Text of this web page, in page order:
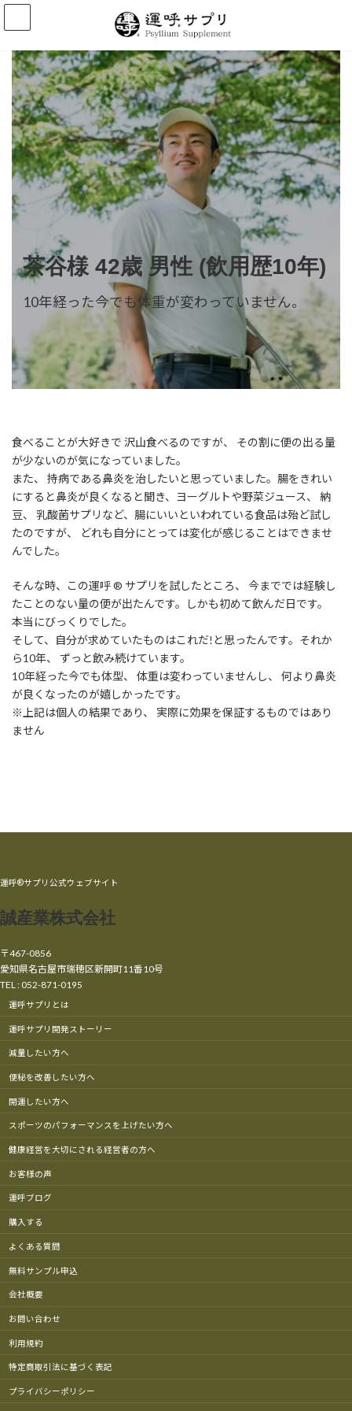
コ
ナ
茶谷様 42歳 男性 (飲用歴10年)
10年経った今でも体重が変わっていません。
食べることが大好きで 沢山食べるのですが、 その割に便の出る量
が少ないのが気になっていました。
また、 持病である鼻炎を治したいと思っていました。腸をきれい
にすると鼻炎が良くなると聞き、ヨーグルトや野菜ジュース、 納
豆、 乳酸菌サプリなど、腸にいいといわれている食品は殆ど試し
たのですが、 どれも自分にとっては変化が感じることはできませ
んでした。
そんな時、この運呼 ® サプリを試したところ、 今まででは経験し
たことのない量の便が出たんです。しかも初めて飲んだ日です。
本当にびっくりでした。
そして、自分が求めていたものはこれだ!と思ったんです。それか
ら10年、 ずっと飲み続けています。
10年経った今でも体型、 体重は変わっていませんし、 何より鼻炎
が良くなったのが嬉しかったです。
※上記は個人の結果であり、 実際に効果を保証するものではあり
ません
運呼®サプリ公式ウェブサイト
誠産業株式会社
〒467-0856
愛知県名古屋市瑞穂区新開町11番10号
TEL : 052-871-0195
運呼サプリとは
運呼サプリ開発ストーリー
減量したい方へ
便秘を改善したい方へ
開運したい方へ
スポーツのパフォーマンスを上げたい方へ
健康経営を大切にされる経営者の方へ
お客様の声
運呼ブログ
購入する
よくある質問
無料サンプル申込
会社概要
お問い合わせ
利用規約
特定商取引法に基づく表記
プライバシーポリシー